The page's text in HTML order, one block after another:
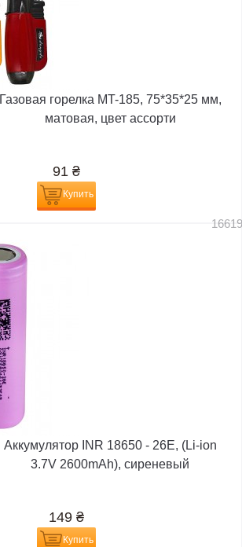
Газовая горелка MT-185, 75*35*25 мм,
матовая, цвет ассорти
91 ₴
Купить
Аккумулятор INR 18650 - 26E, (Li-ion
3.7V 2600mAh), сиреневый
149 ₴
Купить